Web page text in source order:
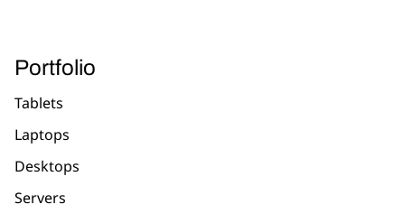
Portfolio
Tablets
Laptops
Desktops
Servers